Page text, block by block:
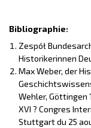
Bibliographie:
Zespół
Historikerinnen
Max Weber, der
Wehler, Göttingen
XVI ? Congres
Stuttgart du 25